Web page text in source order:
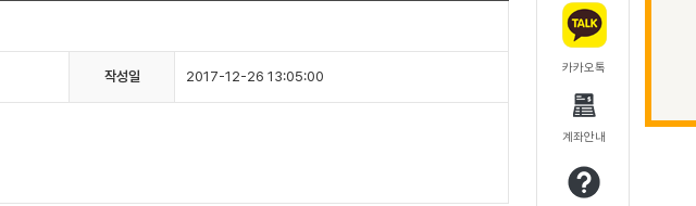
카카오톡
계좌안내
작성일 2017-12-26 13:05:00